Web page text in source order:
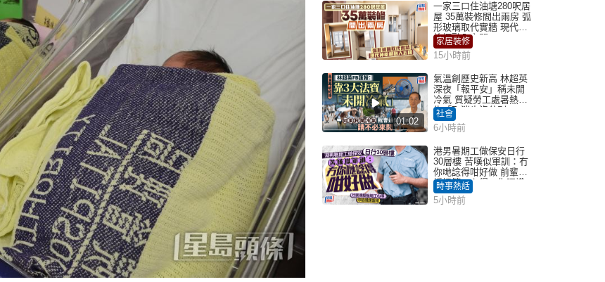
一家三口住油塘280呎居
屋 35萬裝修間出兩房 弧
形玻璃取代實牆 現代神
枱櫃融入玄關
家居裝修
15小時前
01:02
氣溫創歷史新高 林超英
深夜「報平安」稱未開
冷氣 質疑勞工處暑熱警
告「取消也沒分別」
社會
6小時前
港男暑期工做保安日行
30層樓 苦嘆似軍訓：冇
你哋諗得咁好做 前輩傳
授搵筍工心得：你唔識
揀盤啫｜Juicy叮
時事熱話
5小時前